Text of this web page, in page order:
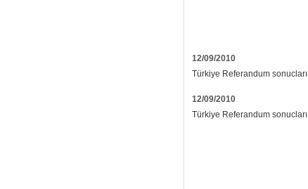
12/09/2010
Türkiye Referandum sonucları
12/09/2010
Türkiye Referandum sonucları